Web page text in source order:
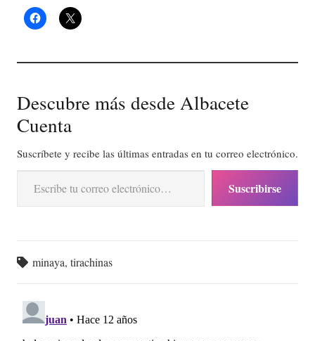
Descubre más desde Albacete
Cuenta
Suscríbete y recibe las últimas entradas en tu correo electrónico.
Escribe tu correo electrónico…
Suscribirse
minaya,tirachinas